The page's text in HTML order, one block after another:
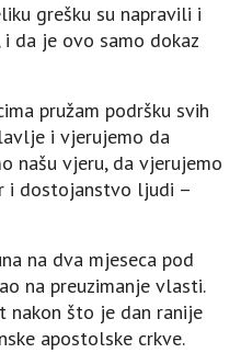
grešku su napravili i
da je ovo samo dokaz
pružam podršku svih
i vjerujemo da
našu vjeru, da vjerujemo
i dostojanstvo ljudi –
na dva mjeseca pod
na preuzimanje vlasti.
nakon što je dan ranije
apostolske crkve.